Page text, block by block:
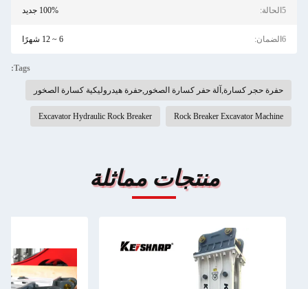
5الحالة: 100% جديد
6الضمان: 6 ~ 12 شهرًا
Tags:
حفرة حجر كسارة,آلة حفر كسارة الصخور,حفرة هيدروليكية كسارة الصخور
Rock Breaker Excavator Machine
Excavator Hydraulic Rock Breaker
منتجات مماثلة